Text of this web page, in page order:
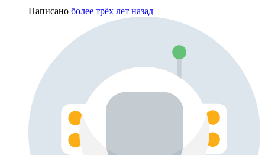
Написано более трёх лет назад